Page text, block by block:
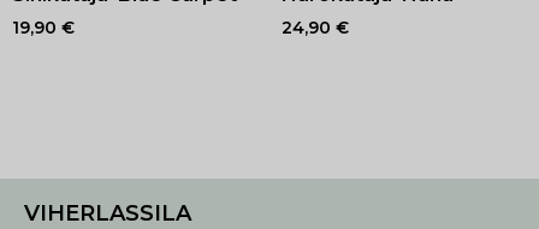
19,90 € 24,90 €
VIHERLASSILA